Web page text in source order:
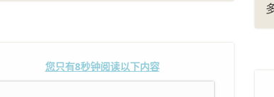
您只有8秒钟阅读以下内容